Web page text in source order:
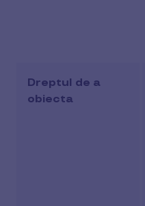
Dreptul de a
obiecta